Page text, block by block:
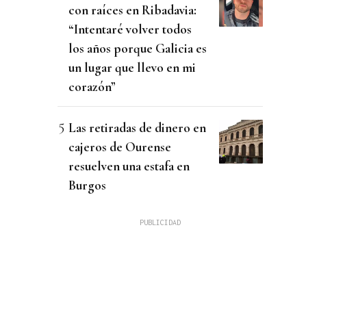
con raíces en Ribadavia:
“Intentaré volver todos
los años porque Galicia es
un lugar que llevo en mi
corazón”
Las retiradas de dinero en
cajeros de Ourense
resuelven una estafa en
Burgos